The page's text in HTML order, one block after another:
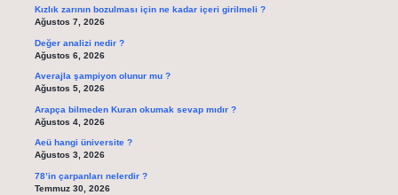
Kızlık zarının bozulması için ne kadar içeri girilmeli ?
Ağustos 7, 2026
Değer analizi nedir ?
Ağustos 6, 2026
Averajla şampiyon olunur mu ?
Ağustos 5, 2026
Arapça bilmeden Kuran okumak sevap mıdır ?
Ağustos 4, 2026
Aeü hangi üniversite ?
Ağustos 3, 2026
78’in çarpanları nelerdir ?
Temmuz 30, 2026